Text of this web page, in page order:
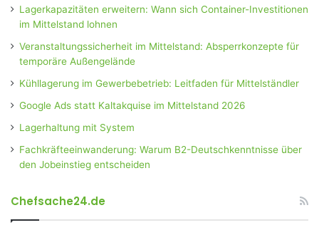
Lagerkapazitäten erweitern: Wann sich Container-Investitionen
im Mittelstand lohnen
Veranstaltungssicherheit im Mittelstand: Absperrkonzepte für
temporäre Außengelände
Kühllagerung im Gewerbebetrieb: Leitfaden für Mittelständler
Google Ads statt Kaltakquise im Mittelstand 2026
Lagerhaltung mit System
Fachkräfteeinwanderung: Warum B2-Deutschkenntnisse über
den Jobeinstieg entscheiden
Chefsache24.de